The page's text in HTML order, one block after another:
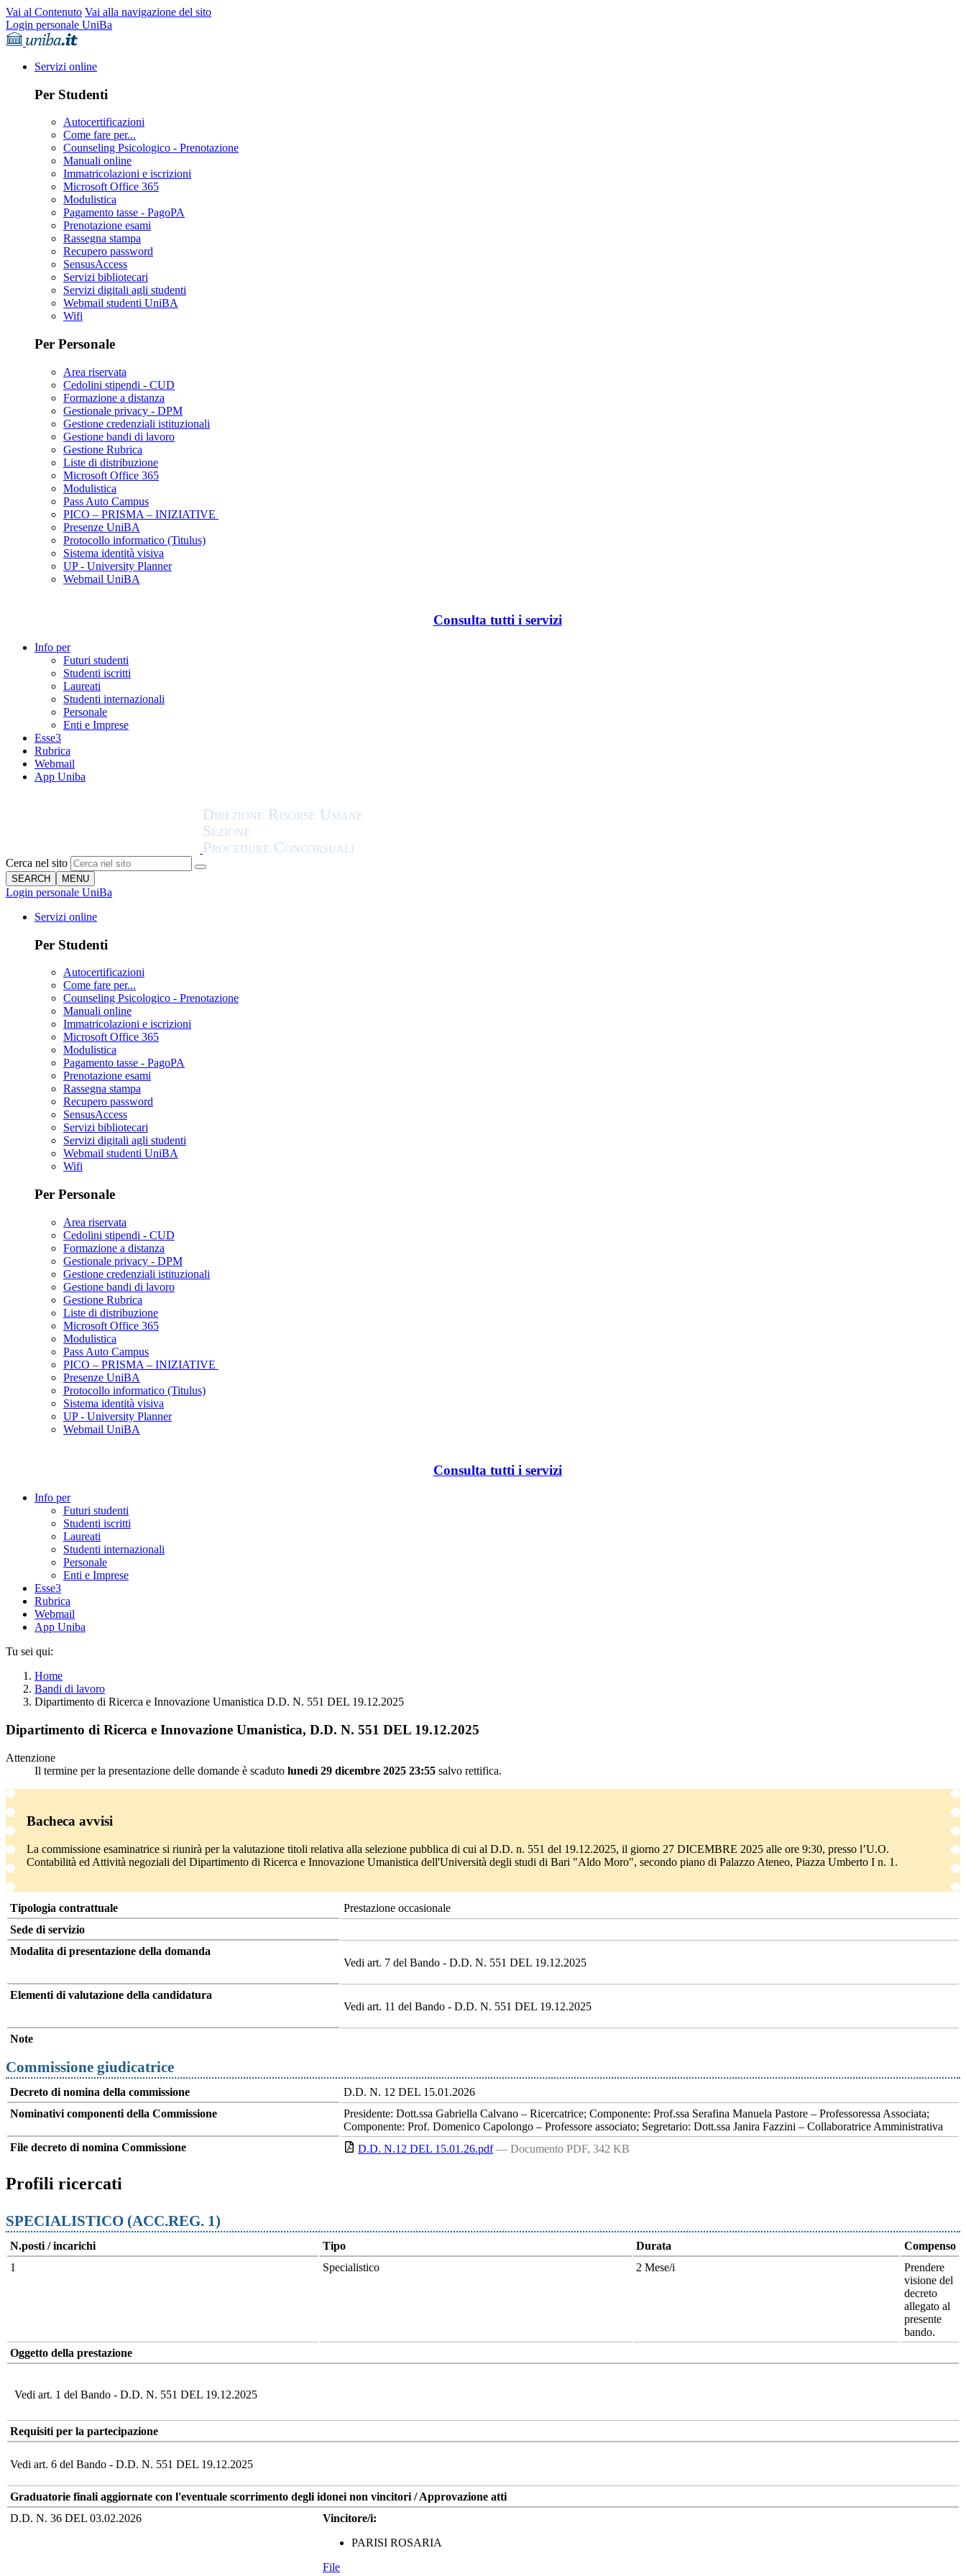
Vai al Contenuto Vai alla navigazione del sito
Login personale UniBa
Servizi online
Per Studenti
Autocertificazioni
Come fare per...
Counseling Psicologico - Prenotazione
Manuali online
Immatricolazioni e iscrizioni
Microsoft Office 365
Modulistica
Pagamento tasse - PagoPA
Prenotazione esami
Rassegna stampa
Recupero password
SensusAccess
Servizi bibliotecari
Servizi digitali agli studenti
Webmail studenti UniBA
Wifi
Per Personale
Area riservata
Cedolini stipendi - CUD
Formazione a distanza
Gestionale privacy - DPM
Gestione credenziali istituzionali
Gestione bandi di lavoro
Gestione Rubrica
Liste di distribuzione
Microsoft Office 365
Modulistica
Pass Auto Campus
PICO – PRISMA – INIZIATIVE
Presenze UniBA
Protocollo informatico (Titulus)
Sistema identità visiva
UP - University Planner
Webmail UniBA
Consulta tutti i servizi
Info per
Futuri studenti
Studenti iscritti
Laureati
Studenti internazionali
Personale
Enti e Imprese
Esse3
Rubrica
Webmail
App Uniba
Cerca nel sito
SEARCH MENU
Login personale UniBa
Servizi online
Per Studenti
Autocertificazioni
Come fare per...
Counseling Psicologico - Prenotazione
Manuali online
Immatricolazioni e iscrizioni
Microsoft Office 365
Modulistica
Pagamento tasse - PagoPA
Prenotazione esami
Rassegna stampa
Recupero password
SensusAccess
Servizi bibliotecari
Servizi digitali agli studenti
Webmail studenti UniBA
Wifi
Per Personale
Area riservata
Cedolini stipendi - CUD
Formazione a distanza
Gestionale privacy - DPM
Gestione credenziali istituzionali
Gestione bandi di lavoro
Gestione Rubrica
Liste di distribuzione
Microsoft Office 365
Modulistica
Pass Auto Campus
PICO – PRISMA – INIZIATIVE
Presenze UniBA
Protocollo informatico (Titulus)
Sistema identità visiva
UP - University Planner
Webmail UniBA
Consulta tutti i servizi
Info per
Futuri studenti
Studenti iscritti
Laureati
Studenti internazionali
Personale
Enti e Imprese
Esse3
Rubrica
Webmail
App Uniba
Tu sei qui:
Home
Bandi di lavoro
Dipartimento di Ricerca e Innovazione Umanistica D.D. N. 551 DEL 19.12.2025
Dipartimento di Ricerca e Innovazione Umanistica, D.D. N. 551 DEL 19.12.2025
Attenzione
Il termine per la presentazione delle domande è scaduto lunedì 29 dicembre 2025 23:55 salvo rettifica.
Bacheca avvisi
La commissione esaminatrice si riunirà per la valutazione titoli relativa alla selezione pubblica di cui al D.D. n. 551 del 19.12.2025, il giorno 27 DICEMBRE 2025 alle ore 9:30, presso l’U.O.
Contabilità ed Attività negoziali del Dipartimento di Ricerca e Innovazione Umanistica dell'Università degli studi di Bari "Aldo Moro", secondo piano di Palazzo Ateneo, Piazza Umberto I n. 1.
Tipologia contrattuale
Prestazione occasionale
Sede di servizio
Modalita di presentazione della domanda
Vedi art. 7 del Bando - D.D. N. 551 DEL 19.12.2025
Elementi di valutazione della candidatura
Vedi art. 11 del Bando - D.D. N. 551 DEL 19.12.2025
Note
Commissione giudicatrice
Decreto di nomina della commissione
D.D. N. 12 DEL 15.01.2026
Nominativi componenti della Commissione
Presidente: Dott.ssa Gabriella Calvano – Ricercatrice; Componente: Prof.ssa Serafina Manuela Pastore – Professoressa Associata;
Componente: Prof. Domenico Capolongo – Professore associato; Segretario: Dott.ssa Janira Fazzini – Collaboratrice Amministrativa
File decreto di nomina Commissione
D.D. N.12 DEL 15.01.26.pdf — Documento PDF, 342 KB
Profili ricercati
SPECIALISTICO (ACC.REG. 1)
N.posti / incarichi Tipo Durata
Compenso
1
Specialistico 2 Mese/i
Prendere
visione del
decreto
allegato al
presente
bando.
Oggetto della prestazione
Vedi art. 1 del Bando - D.D. N. 551 DEL 19.12.2025
Requisiti per la partecipazione
Vedi art. 6 del Bando - D.D. N. 551 DEL 19.12.2025
Graduatorie finali aggiornate con l'eventuale scorrimento degli idonei non vincitori / Approvazione atti
D.D. N. 36 DEL 03.02.2026
Vincitore/i:
PARISI ROSARIA
File